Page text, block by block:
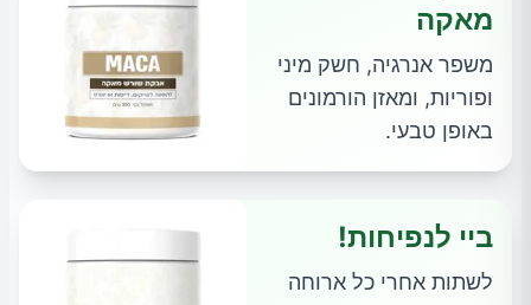
מאקה
משפר אנרגיה, חשק מיני
ופוריות, ומאזן הורמונים
באופן טבעי.
ביי לנפיחות!
לשתות אחרי כל ארוחה